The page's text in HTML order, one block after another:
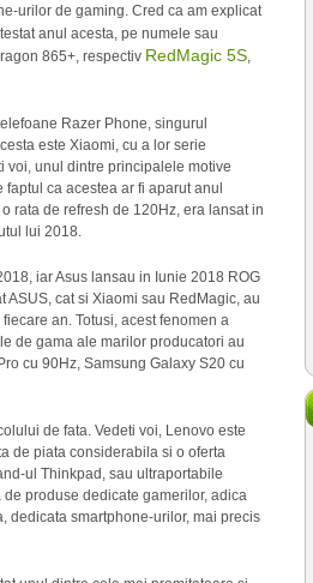
urilor de gaming. Cred ca am explicat
anul acesta, pe numele sau
865+, respectiv RedMagic 5S
Razer Phone, singurul
este Xiaomi, cu a lor serie
voi, unul dintre principalele motive
ca acestea ar fi aparut anul
rata de refresh de 120Hz, era lansat in
lui 2018.
iar Asus lansau in Iunie 2018 ROG
cat si Xiaomi sau RedMagic, au
an. Totusi, acest fenomen a
de gama ale marilor producatori au
cu 90Hz, Samsung Galaxy S20 cu
de fata. Vedeti voi, Lenovo este
de piata considerabila si o oferta
ul Thinkpad, sau ultraportabile
produse dedicate gamerilor, adica
dedicata smartphone-urilor, mai precis